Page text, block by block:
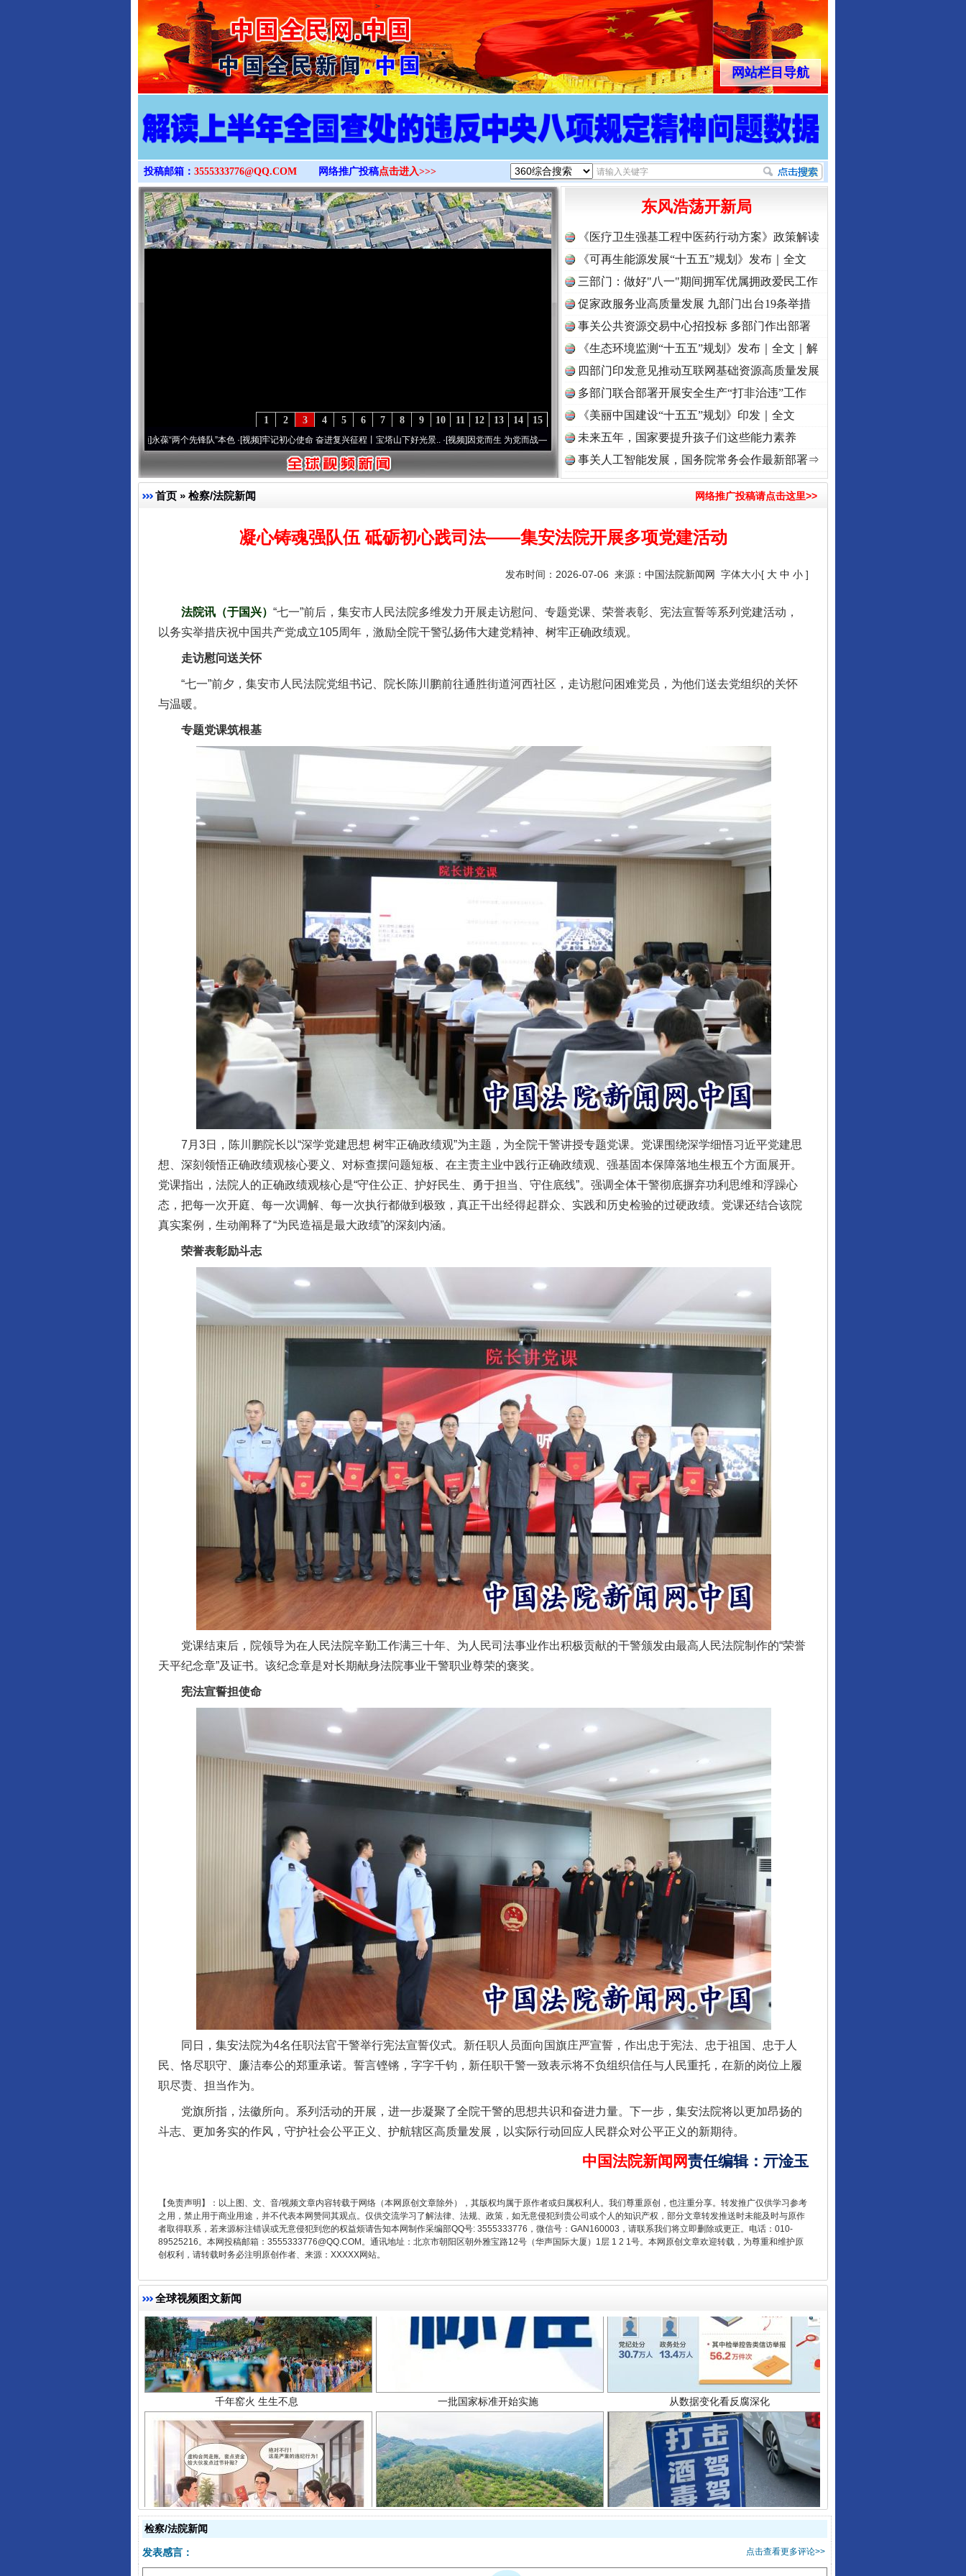
>
网站栏目导航
投稿邮箱： 3555333776@QQ.COM 网络推广投稿点击进入>>>
15
14
13
12
11
10
9
8
7
6
5
4
3
2
1
永葆“两个先锋队”本色·[视频]牢记初心使命 奋进复兴征程丨宝塔山下好光景..·[视频]因党而生 为党而战——百年“纪”事⑧加强纪律..·[视频]牢记初心使命 奋进复兴征程丨“转折之城”激荡..·[视频]
东风浩荡开新局
《医疗卫生强基工程中医药行动方案》政策解读
《可再生能源发展“十五五”规划》发布｜全文
三部门：做好"八一"期间拥军优属拥政爱民工作
促家政服务业高质量发展 九部门出台19条举措
事关公共资源交易中心招投标 多部门作出部署
《生态环境监测“十五五”规划》发布｜全文｜解
读
四部门印发意见推动互联网基础资源高质量发展
多部门联合部署开展安全生产“打非治违”工作
《美丽中国建设“十五五”规划》印发｜全文
未来五年，国家要提升孩子们这些能力素养
事关人工智能发展，国务院常务会作最新部署⇒
首页 » 检察/法院新闻 网络推广投稿请点击这里>>
凝心铸魂强队伍 砥砺初心践司法——集安法院开展多项党建活动
发布时间：2026-07-06 来源： 中国法院新闻网 字体大小[ 大 中 小 ]
法院讯（于国兴） “七一”前后，集安市人民法院多维发力开展走访慰问、专题党课、荣誉表彰、宪法宣誓等系列党建活动，
以务实举措庆祝中国共产党成立105周年，激励全院干警弘扬伟大建党精神、树牢正确政绩观。
走访慰问送关怀
“七一”前夕，集安市人民法院党组书记、院长陈川鹏前往通胜街道河西社区，走访慰问困难党员，为他们送去党组织的关怀
与温暖。
专题党课筑根基
7月3日，陈川鹏院长以“深学党建思想 树牢正确政绩观”为主题，为全院干警讲授专题党课。党课围绕深学细悟习近平党建思
想、深刻领悟正确政绩观核心要义、对标查摆问题短板、在主责主业中践行正确政绩观、强基固本保障落地生根五个方面展开。
党课指出，法院人的正确政绩观核心是“守住公正、护好民生、勇于担当、守住底线”。强调全体干警彻底摒弃功利思维和浮躁心
态，把每一次开庭、每一次调解、每一次执行都做到极致，真正干出经得起群众、实践和历史检验的过硬政绩。党课还结合该院
真实案例，生动阐释了“为民造福是最大政绩”的深刻内涵。
荣誉表彰励斗志
党课结束后，院领导为在人民法院辛勤工作满三十年、为人民司法事业作出积极贡献的干警颁发由最高人民法院制作的“荣誉
天平纪念章”及证书。该纪念章是对长期献身法院事业干警职业尊荣的褒奖。
宪法宣誓担使命
同日，集安法院为4名任职法官干警举行宪法宣誓仪式。新任职人员面向国旗庄严宣誓，作出忠于宪法、忠于祖国、忠于人
民、恪尽职守、廉洁奉公的郑重承诺。誓言铿锵，字字千钧，新任职干警一致表示将不负组织信任与人民重托，在新的岗位上履
职尽责、担当作为。
党旗所指，法徽所向。系列活动的开展，进一步凝聚了全院干警的思想共识和奋进力量。下一步，集安法院将以更加昂扬的
斗志、更加务实的作风，守护社会公平正义、护航辖区高质量发展，以实际行动回应人民群众对公平正义的新期待。
中国法院新闻网责任编辑： 亓淦玉
【免责声明】：以上图、文、音/视频文章内容转载于网络（本网原创文章除外），其版权均属于原作者或归属权利人。我们尊重原创，也注重分享。转发推广仅供学习参考
之用，禁止用于商业用途，并不代表本网赞同其观点。仅供交流学习了解法律、法规、政策，如无意侵犯到贵公司或个人的知识产权，部分文章转发推送时未能及时与原作
者取得联系，若来源标注错误或无意侵犯到您的权益烦请告知本网制作采编部QQ号: 3555333776，微信号：GAN160003，请联系我们将立即删除或更正。电话：010-
89525216。本网投稿邮箱：3555333776@QQ.COM。通讯地址：北京市朝阳区朝外雅宝路12号（华声国际大厦）1层 1 2 1号。本网原创文章欢迎转载，为尊重和维护原
创权利，请转载时务必注明原创作者、来源：XXXXX网站。
全球视频图文新闻
完善运行机制助力责任有效落实 一纸欠条伤亲情 巡回调解促和解.. 行业协会接连发公告
东山县通报“牛蛙产品抗生素超标问题” 法徽映军营 权益有保障 让核能赋能千行百业
千年窑火 生生不息
揭开“小金库”的免责幌子 以产业富民促振兴 酒驾未被当场查获能处罚吗
检察/法院新闻
点击查看更多评论>>
发表感言：